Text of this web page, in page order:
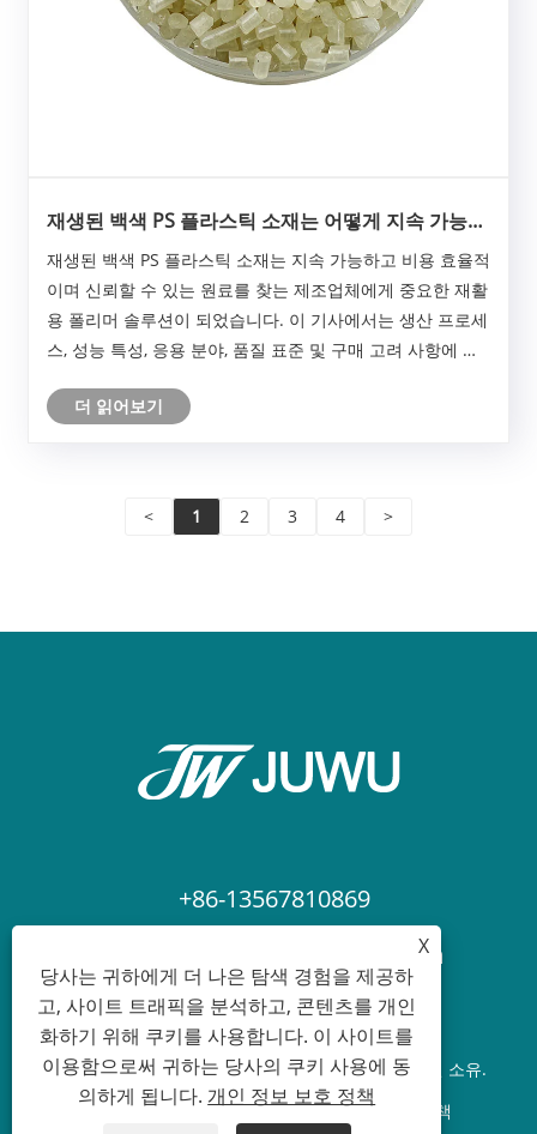
재생된 백색 PS 플라스틱 소재는 어떻게 지속 가능한
재생된 백색 PS 플라스틱 소재는 지속 가능하고 비용 효율적
이며 신뢰할 수 있는 원료를 찾는 제조업체에게 중요한 재활
용 폴리머 솔루션이 되었습니다. 이 기사에서는 생산 프로세
스, 성능 특성, 응용 분야, 품질 표준 및 구매 고려 사항에 대
체인 JUWU는 글로벌 산업이 제품 성능을 유지하면서 플라
더 읽어보기
< 1 2 3 4 >
+86-13567810869
juwu_david@juwuplastics.com
저작권 © 2026 닝보 JUWU 국제 무역 유한 회사 판권 소유.
Links
Sitemap RSS XML 개인 정보 보호 정책
X
당사는 귀하에게 더 나은 탐색 경험을 제공하
고, 사이트 트래픽을 분석하고, 콘텐츠를 개인
화하기 위해 쿠키를 사용합니다. 이 사이트를
이용함으로써 귀하는 당사의 쿠키 사용에 동
의하게 됩니다. 개인 정보 보호 정책